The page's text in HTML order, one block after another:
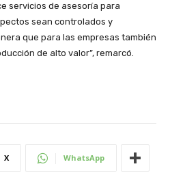
servicios de asesoría para
sean controlados y
que para las empresas también
de alto valor”, remarcó.
X WhatsApp